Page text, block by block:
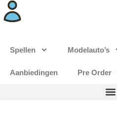
Spellen Modelauto’s
Aanbiedingen Pre Order